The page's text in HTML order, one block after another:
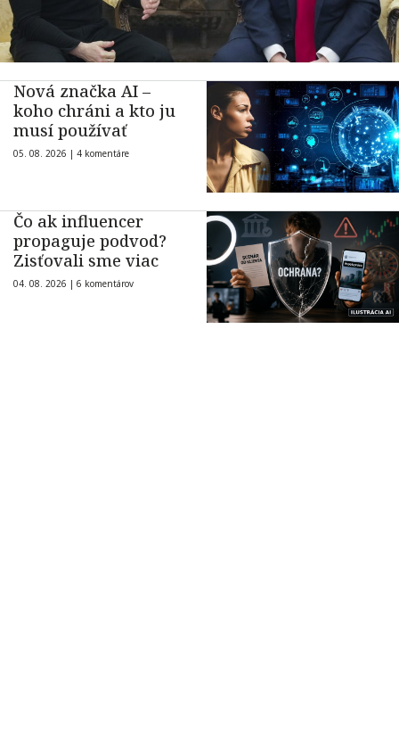
Nová značka AI –
koho chráni a kto ju
musí používať
05. 08. 2026 | 4 komentáre
Čo ak influencer
propaguje podvod?
Zisťovali sme viac
04. 08. 2026 | 6 komentárov